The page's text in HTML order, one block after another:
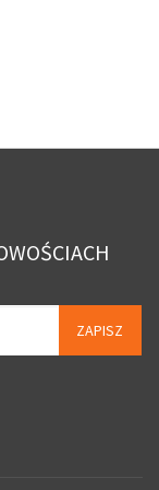
ZAPISZ